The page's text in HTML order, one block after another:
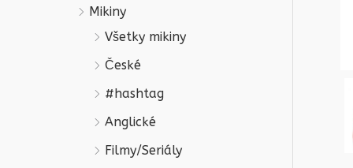
Mikiny
Všetky mikiny
České
#hashtag
Anglické
Filmy/Seriály